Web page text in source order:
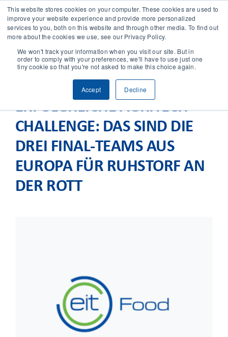
This website stores cookies on your computer. These cookies are used to
improve your website experience and provide more personalized
services to you, both on this website and through other media. To find out
more about the cookies we use, see our Privacy Policy.
We won't track your information when you visit our site. But in
order to comply with your preferences, we'll have to use just one
tiny cookie so that you're not asked to make this choice again.
Accept Decline
SOLUTIONS
CASES
COMPANY
ERFOLGREICHE AGRITECH-
CHALLENGE: DAS SIND DIE
DREI FINAL-TEAMS AUS
EUROPA FÜR RUHSTORF AN
DER ROTT